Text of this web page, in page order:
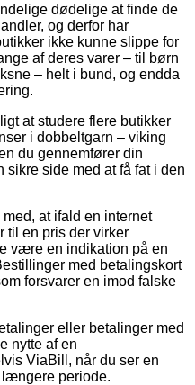
dødelige at finde de
og derfor har
ikke kunne slippe for
af deres varer – til børn
– helt i bund, og endda
at studere flere butikker
i dobbeltgarn – viking
du gennemfører din
sikre side med at få fat i den
at ifald en internet
til en pris der virker
være en indikation på en
med betalingskort
forsvarer en imod falske
eller betalinger med
nytte af en
ViaBill, når du ser en
periode.